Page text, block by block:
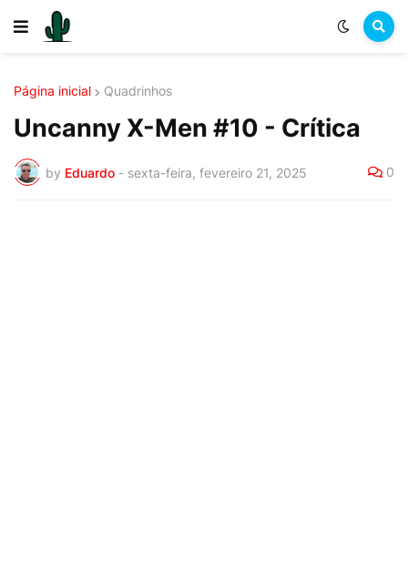
Página inicial Quadrinhos
Uncanny X-Men #10 - Crítica
by Eduardo - sexta-feira, fevereiro 21, 2025 0